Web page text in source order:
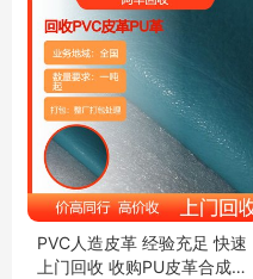
PVC人造皮革 经验充足 快速
上门回收 收购PU皮革合成革